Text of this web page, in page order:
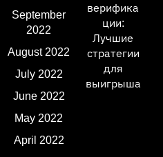
September
2022
August 2022
July 2022
June 2022
May 2022
April 2022
верифика
ции:
Лучшие
стратегии
для
выигрыша